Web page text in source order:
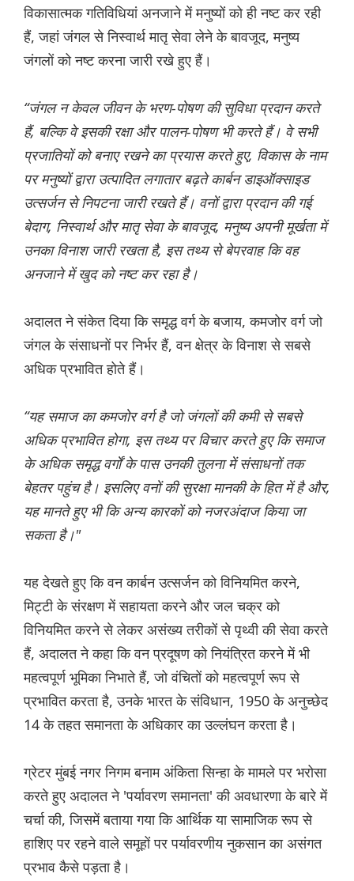
विकासात्मक गतिविधियां अनजाने में मनुष्यों को ही नष्ट कर रही
हैं, जहां जंगल से निस्वार्थ मातृ सेवा लेने के बावजूद, मनुष्य
जंगलों को नष्ट करना जारी रखे हुए हैं।
“जंगल न केवल जीवन के भरण-पोषण की सुविधा प्रदान करते
हैं, बल्कि वे इसकी रक्षा और पालन-पोषण भी करते हैं। वे सभी
प्रजातियों को बनाए रखने का प्रयास करते हुए, विकास के नाम
पर मनुष्यों द्वारा उत्पादित लगातार बढ़ते कार्बन डाइऑक्साइड
उत्सर्जन से निपटना जारी रखते हैं। वनों द्वारा प्रदान की गई
बेदाग, निस्वार्थ और मातृ सेवा के बावजूद, मनुष्य अपनी मूर्खता में
उनका विनाश जारी रखता है, इस तथ्य से बेपरवाह कि वह
अनजाने में खुद को नष्ट कर रहा है।
अदालत ने संकेत दिया कि समृद्ध वर्ग के बजाय, कमजोर वर्ग जो
जंगल के संसाधनों पर निर्भर हैं, वन क्षेत्र के विनाश से सबसे
अधिक प्रभावित होते हैं।
“यह समाज का कमजोर वर्ग है जो जंगलों की कमी से सबसे
अधिक प्रभावित होगा, इस तथ्य पर विचार करते हुए कि समाज
के अधिक समृद्ध वर्गों के पास उनकी तुलना में संसाधनों तक
बेहतर पहुंच है। इसलिए वनों की सुरक्षा मानकी के हित में है और,
यह मानते हुए भी कि अन्य कारकों को नजरअंदाज किया जा
सकता है।"
यह देखते हुए कि वन कार्बन उत्सर्जन को विनियमित करने,
मिट्टी के संरक्षण में सहायता करने और जल चक्र को
विनियमित करने से लेकर असंख्य तरीकों से पृथ्वी की सेवा करते
हैं, अदालत ने कहा कि वन प्रदूषण को नियंत्रित करने में भी
महत्वपूर्ण भूमिका निभाते हैं, जो वंचितों को महत्वपूर्ण रूप से
प्रभावित करता है, उनके भारत के संविधान, 1950 के अनुच्छेद
14 के तहत समानता के अधिकार का उल्लंघन करता है।
ग्रेटर मुंबई नगर निगम बनाम अंकिता सिन्हा के मामले पर भरोसा
करते हुए अदालत ने 'पर्यावरण समानता' की अवधारणा के बारे में
चर्चा की, जिसमें बताया गया कि आर्थिक या सामाजिक रूप से
हाशिए पर रहने वाले समूहों पर पर्यावरणीय नुकसान का असंगत
प्रभाव कैसे पड़ता है।